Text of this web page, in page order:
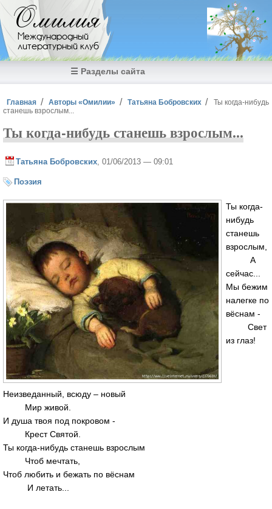
Перейти к основному содержанию
Омилия
Международный
литературный клуб
☰ Разделы сайта
Вы здесь
Главная Авторы «Омилии» Татьяна Бобровских
Ты когда-нибудь
станешь взрослым...
Ты когда-нибудь станешь взрослым...
Татьяна Бобровских , 01/06/2013 — 09:01
Поэзия
Ты когда-
нибудь
станешь
взрослым,
А
сейчас...
Мы бежим
налегке по
вёснам -
Свет
из глаз!
Неизведанный, всюду – новый
Мир живой.
И душа твоя под покровом -
Крест Святой.
Ты когда-нибудь станешь взрослым
Чтоб мечтать,
Чтоб любить и бежать по вёснам
И летать...